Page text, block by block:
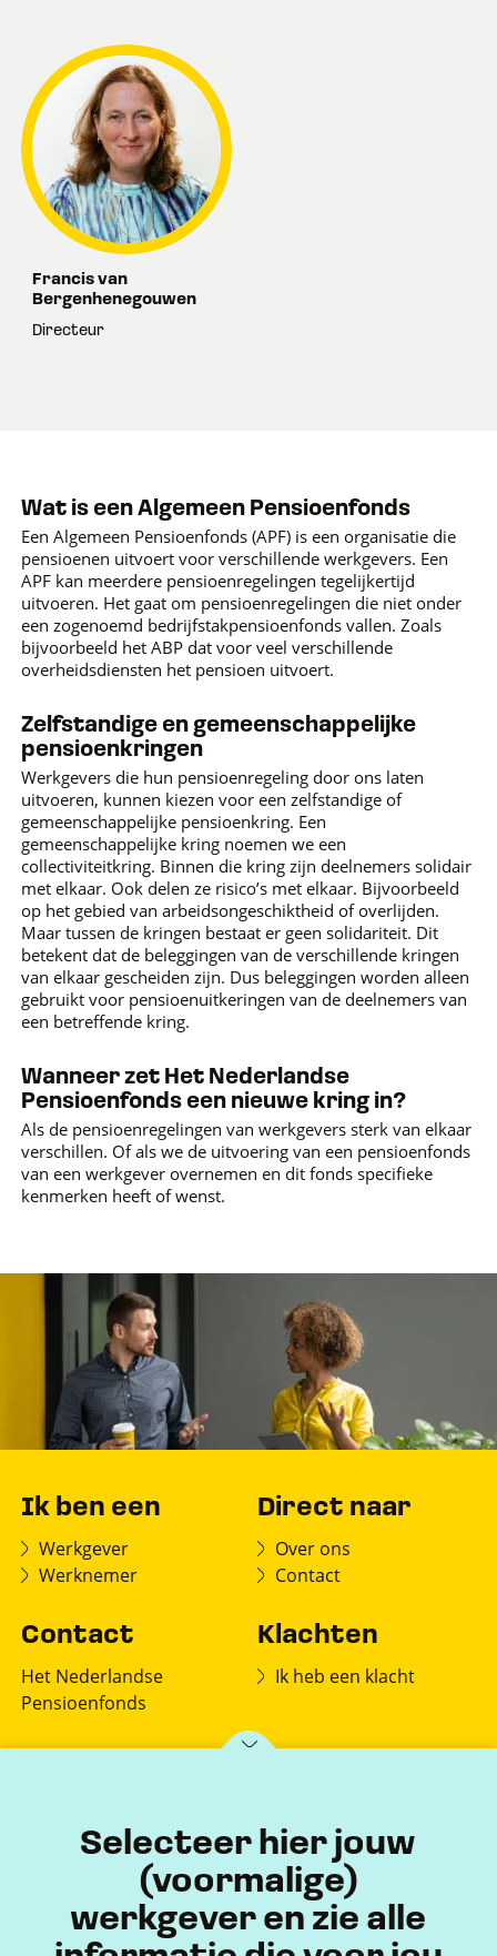
Selecteer hier jouw
(voormalige)
werkgever en zie alle
Francis van
Bergenhenegouwen
Directeur
Wat is een Algemeen Pensioenfonds
Een Algemeen Pensioenfonds (APF) is een organisatie die
pensioenen uitvoert voor verschillende werkgevers. Een
APF kan meerdere pensioenregelingen tegelijkertijd
uitvoeren. Het gaat om pensioenregelingen die niet onder
een zogenoemd bedrijfstakpensioenfonds vallen. Zoals
bijvoorbeeld het ABP dat voor veel verschillende
overheidsdiensten het pensioen uitvoert.
Zelfstandige en gemeenschappelijke
pensioenkringen
Werkgevers die hun pensioenregeling door ons laten
uitvoeren, kunnen kiezen voor een zelfstandige of
gemeenschappelijke pensioenkring. Een
gemeenschappelijke kring noemen we een
collectiviteitkring. Binnen die kring zijn deelnemers solidair
met elkaar. Ook delen ze risico’s met elkaar. Bijvoorbeeld
op het gebied van arbeidsongeschiktheid of overlijden.
Maar tussen de kringen bestaat er geen solidariteit. Dit
betekent dat de beleggingen van de verschillende kringen
van elkaar gescheiden zijn. Dus beleggingen worden alleen
gebruikt voor pensioenuitkeringen van de deelnemers van
een betreffende kring.
Wanneer zet Het Nederlandse
Pensioenfonds een nieuwe kring in?
Als de pensioenregelingen van werkgevers sterk van elkaar
verschillen. Of als we de uitvoering van een pensioenfonds
van een werkgever overnemen en dit fonds specifieke
kenmerken heeft of wenst.
Ik ben een
Werkgever
Werknemer
Direct naar
Over ons
Contact
Contact
Het Nederlandse
Pensioenfonds
Klachten
Ik heb een klacht